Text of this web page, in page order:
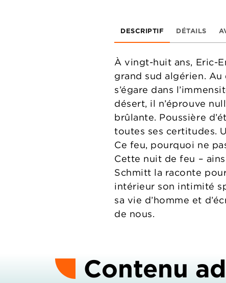
DESCRIPTIF DÉTAILS
À vingt-huit ans, Eric-
grand sud algérien.
s’égare dans
désert, il n’éprouve
brûlante. Poussière
toutes ses certitudes.
Ce feu, pourquoi ne
Cette nuit de feu –
Schmitt la raconte
intérieur son intimité
sa vie d’homme et
de nous.
Contenu